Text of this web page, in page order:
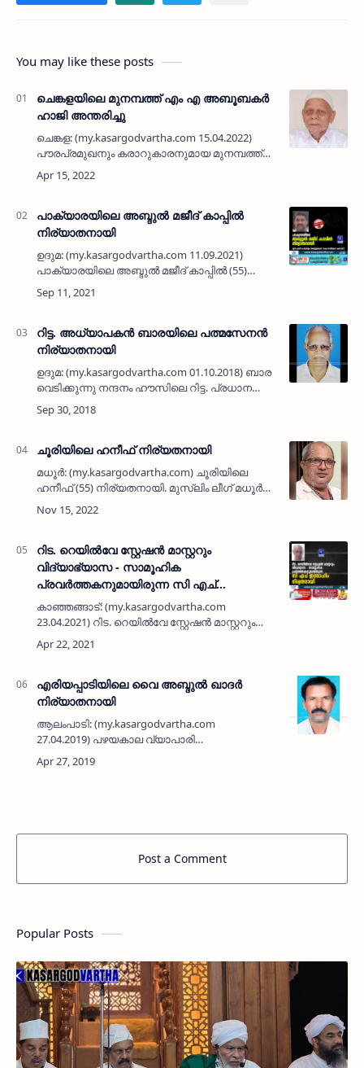
You may like these posts
ചെങ്കളയിലെ മുനമ്പത്ത് എം എ അബൂബകർ
ഹാജി അന്തരിച്ചു
ചെങ്കള: (my.kasargodvartha.com 15.04.2022)
പൗരപ്രമുഖനും കരാറുകാരനുമായ മുനമ്പത്ത്
എം എ അബൂബകർ ഹാജി (77) നിര്യാതനായി.
ചെങ്കള ഹൈദ്രോസ് ജുമാമസ്ജിദ് മുൻ
പാക്യാരയിലെ അബ്ദുൽ മജീദ് കാപ്പിൽ
നിര്യാതനായി
ഉദുമ: (my.kasargodvartha.com 11.09.2021)
പാക്യാരയിലെ അബ്ദുൽ മജീദ് കാപ്പിൽ (55)
നിര്യാതനായി. അസുഖബാധിതനായി
ചികിത്സയിലായിരുന്നു. മുൻ മന്ത്രി പരേതനായ
റിട്ട. അധ്യാപകന്‍ ബാരയിലെ പത്മസേനന്‍
നിര്യാതനായി
ഉദുമ: (my.kasargodvartha.com 01.10.2018) ബാര
വെടിക്കുന്നു നന്ദനം ഹൗസിലെ റിട്ട. പ്രധാന
അധ്യാപകന്‍ പത്മസേനന്‍ (71) നിര്യാതനായി.
ബാര ഗവ. യു.പി.സ്‌കൂളില്‍ 20 വര്‍ഷം
ചൂരിയിലെ ഹനീഫ് നിര്യതനായി
മധൂര്‍: (my.kasargodvartha.com) ചൂരിയിലെ
ഹനീഫ് (55) നിര്യതനായി. മുസ്ലിം ലീഗ് മധൂര്‍
പഞ്ചായത് സെക്രടറി, എസ്ടിയു മധൂര്‍
പഞ്ചായത് ജെനറല്‍ സെക്രടറി, ടൈലേഴ്‌സ്
റിട. റെയില്‍വേ സ്റ്റേഷന്‍ മാസ്റ്ററും
വിദ്യാഭ്യാസ - സാമൂഹിക
പ്രവർത്തകനുമായിരുന്ന സി എച്
ഇബ്രാഹിം നിര്യതനായി
കാഞ്ഞങ്ങാട്: (my.kasargodvartha.com
23.04.2021) റിട. റെയില്‍വേ സ്റ്റേഷന്‍ മാസ്റ്ററും
വിദ്യാഭ്യാസ - സാമൂഹിക
പ്രവർത്തകനുമായിരുന്ന സി എച് ഇബ്രാഹിം
എരിയപ്പാടിയിലെ വൈ അബ്ദുല്‍ ഖാദര്‍
നിര്യാതനായി
ആലംപാടി: (my.kasargodvartha.com
27.04.2019) പഴയകാല വ്യാപാരി
എരിയാപ്പാടിയിലെ വൈ അബ്ദുല്‍ ഖാദര്‍ (68)
നിര്യാതനായി. സമൂഹ്യ സാംസ്‌കാരിക
Post a Comment
Popular Posts